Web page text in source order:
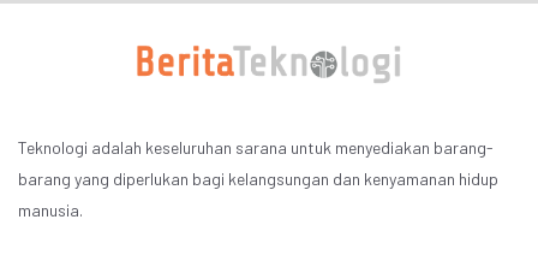
Teknologi adalah keseluruhan sarana untuk menyediakan barang-
barang yang diperlukan bagi kelangsungan dan kenyamanan hidup
manusia.